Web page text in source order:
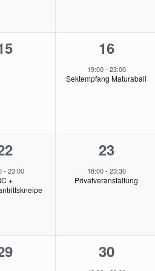
Veranstaltungen,
1
16
19:00- 23:00
Sektempfang Maturaball
- 23:00
+
1
23
18:00- 23:30
Privatveranstaltung
1
30